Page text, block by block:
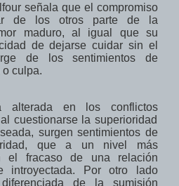
señala que el compromiso
de los otros
parte de la
maduro, al igual que su
de dejarse cuidar sin el
de los sentimientos de
culpa.
alterada en los conflictos
cuestionarsela superioridad
surgen sentimientos de
que a un nivel más
el fracaso de
una relación
introyectada. Por otro lado
de la
sumisión